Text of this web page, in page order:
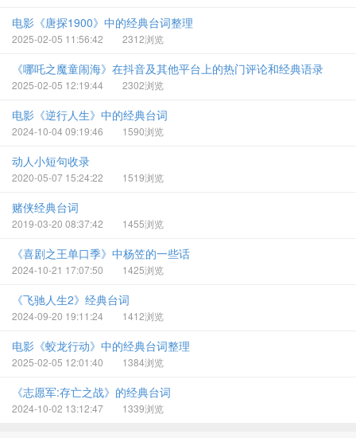
电影《唐探1900》中的经典台词整理
2025-02-05 11:56:42 2312浏览
《哪吒之魔童闹海》在抖音及其他平台上的热门评论和经典语录
2025-02-05 12:19:44 2302浏览
电影《逆行人生》中的经典台词
2024-10-04 09:19:46 1590浏览
动人小短句收录
2020-05-07 15:24:22 1519浏览
赌侠经典台词
2019-03-20 08:37:42 1455浏览
《喜剧之王单口季》中杨笠的一些话
2024-10-21 17:07:50 1425浏览
《飞驰人生2》经典台词
2024-09-20 19:11:24 1412浏览
电影《蛟龙行动》中的经典台词整理
2025-02-05 12:01:40 1384浏览
《志愿军:存亡之战》‌的经典台词
2024-10-02 13:12:47 1339浏览